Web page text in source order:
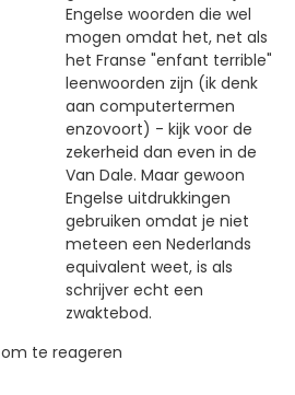
Engelse woorden die wel
mogen omdat het, net als
het Franse "enfant terrible"
leenwoorden zijn (ik denk
aan computertermen
enzovoort) - kijk voor de
zekerheid dan even in de
Van Dale. Maar gewoon
Engelse uitdrukkingen
gebruiken omdat je niet
meteen een Nederlands
equivalent weet, is als
schrijver echt een
zwaktebod.
om te reageren